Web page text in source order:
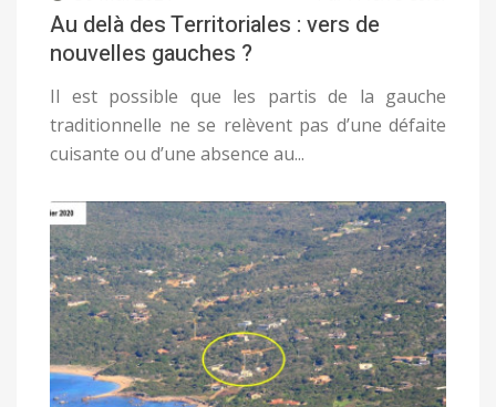
Au delà des Territoriales : vers de
nouvelles gauches ?
Il est possible que les partis de la gauche
traditionnelle ne se relèvent pas d’une défaite
cuisante ou d’une absence au...